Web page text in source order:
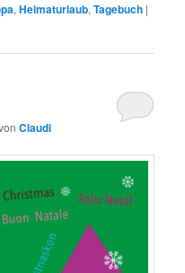
,Heimaturlaub,Tagebuch |
Claudi